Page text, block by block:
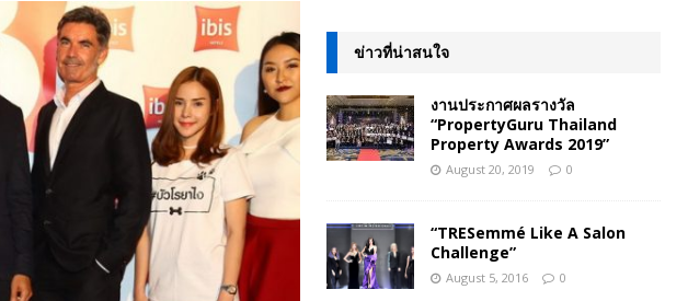
ข่าวที่น่าสนใจ
งานประกาศผลรางวัล
“PropertyGuru Thailand
Property Awards 2019”
August 20, 2019 0
“TRESemmé Like A Salon
Challenge”
August 5, 2016 0